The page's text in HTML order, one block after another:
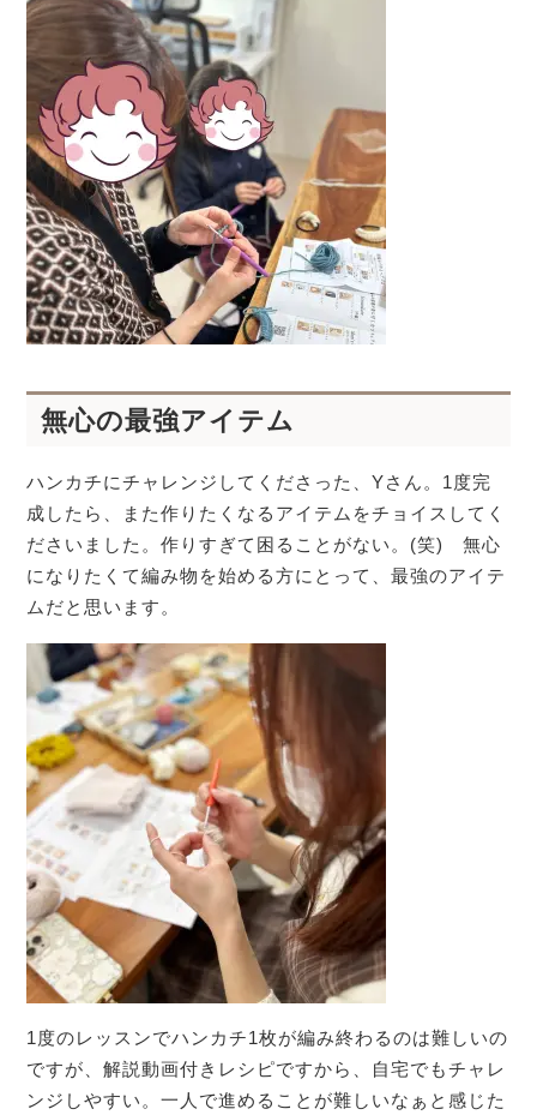
無心の最強アイテム
ハンカチにチャレンジしてくださった、Yさん。1度完
成したら、また作りたくなるアイテムをチョイスしてく
ださいました。作りすぎて困ることがない。(笑) 無心
になりたくて編み物を始める方にとって、最強のアイテ
ムだと思います。
1度のレッスンでハンカチ1枚が編み終わるのは難しいの
ですが、解説動画付きレシピですから、自宅でもチャレ
ンジしやすい。一人で進めることが難しいなぁと感じた